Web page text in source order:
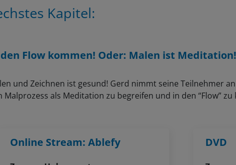
Kapitel:
Flow kommen! Oder: Malen ist Meditation!
und Zeichnen ist gesund! Gerd nimmt seine Teilnehmer
Malprozess als Meditation zu begreifen und in den “Flow” zu
Online Stream: Ablefy DVD